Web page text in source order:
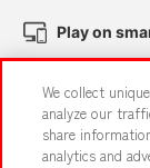
Play on
Events and
We collect
analyze our
share
analytics and